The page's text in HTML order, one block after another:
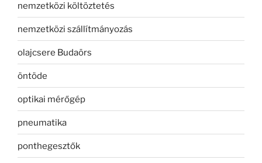
nemzetközi költöztetés
nemzetközi szállítmányozás
olajcsere Budaörs
öntöde
optikai mérőgép
pneumatika
ponthegesztők